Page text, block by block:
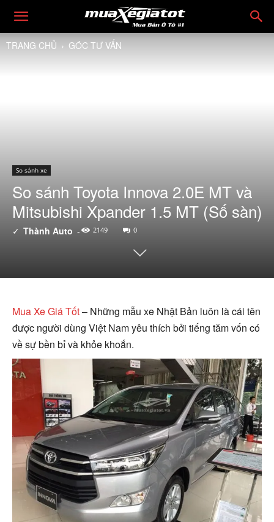
TRANG CHỦ GÓC TƯ VẤN
So sánh xe
So sánh Toyota Innova 2.0E MT và
Mitsubishi Xpander 1.5 MT (Số sàn)
✓ Thành Auto - 2149 0
Mua Xe Giá Tốt– Những mẫu xe Nhật Bản luôn là cái tên
được người dùng Việt Nam yêu thích bởi tiếng tăm vốn có
về sự bền bỉ và khỏe khoắn.